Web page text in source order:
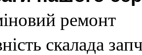
ремонт
скалада